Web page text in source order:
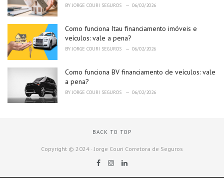
BY JORGE COURI SEGUROS 06/02/2026
Como funciona Itau financiamento imóveis e
veículos: vale a pena?
BY JORGE COURI SEGUROS 06/02/2026
Como funciona BV financiamento de veículos: vale
a pena?
BY JORGE COURI SEGUROS 06/02/2026
BACK TO TOP
Copyright © 2024 · Jorge Couri Corretora de Seguros